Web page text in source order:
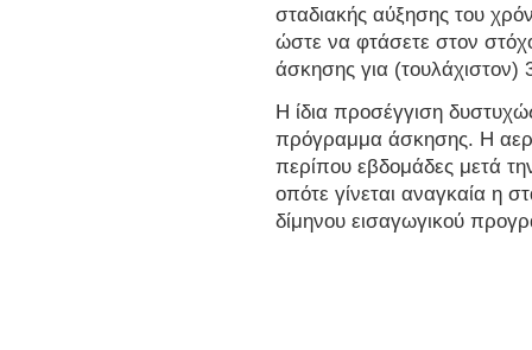
σταδιακής αύξησης του
ώστε να φτάσετε στον
άσκησης για
Η ίδια προσέγγιση
πρόγραμμα άσκησης. Η
περίπου εβδομάδες μετά
οπότε γίνεται αναγκαία η
δίμηνου εισαγωγικού